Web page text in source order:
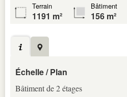
Terrain
1191 m²
Bâtiment
156 m²
Échelle / Plan
Bâtiment de 2 étages